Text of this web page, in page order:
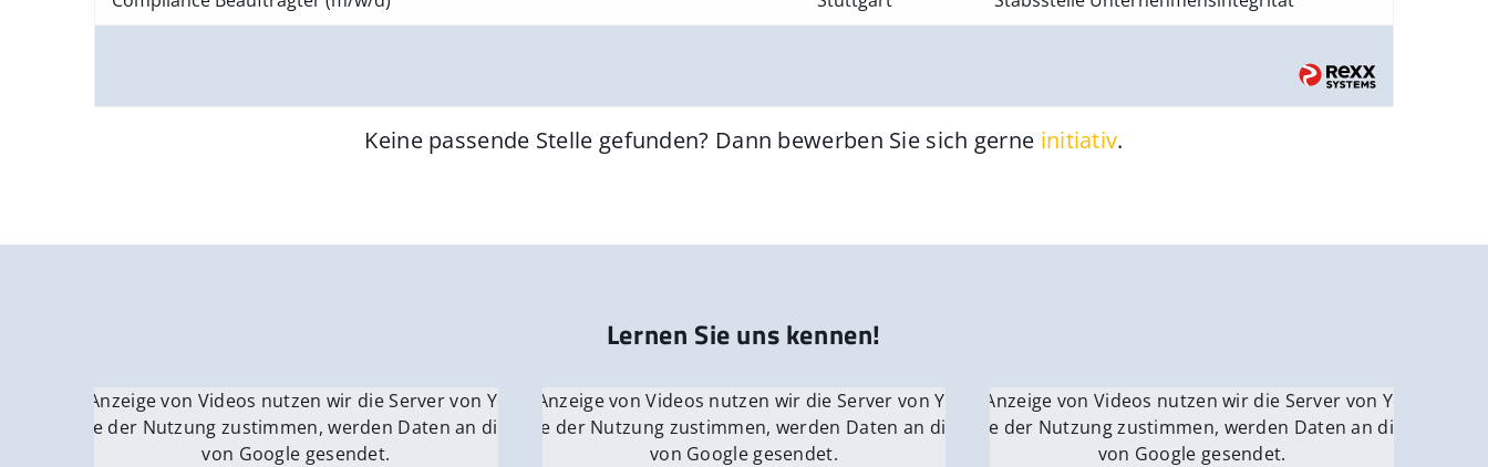
Keine passende Stelle gefunden? Dann bewerben Sie sich gerne initiativ.
Lernen Sie uns kennen!
Für die Anzeige von Videos nutzen wir die Server von YouTube.
Wenn Sie der Nutzung zustimmen, werden Daten an die Server
von Google gesendet.
Für die Anzeige von Videos nutzen wir die Server von YouTube.
Wenn Sie der Nutzung zustimmen, werden Daten an die Server
von Google gesendet.
Für die Anzeige von Videos nutzen wir die Server von YouTube.
Wenn Sie der Nutzung zustimmen, werden Daten an die Server
von Google gesendet.